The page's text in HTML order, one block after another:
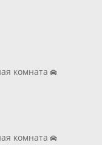
комната
комната